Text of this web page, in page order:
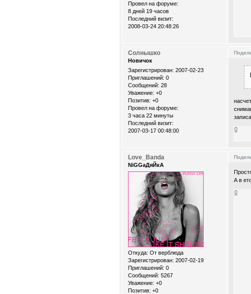
Провел на форуме:
8 дней 19 часов
Последний визит:
2008-03-24 20:48:26
Солнышко
Новичок
Зарегистрирован: 2007-02-23
Приглашений: 0
Сообщений: 28
Уважение: +0
Позитив: +0
Провел на форуме:
3 часа 22 минуты
Последний визит:
2007-03-17 00:48:00
0
Love_Banda
NiGGaДяЙкА
Откуда: От верблюда
Зарегистрирован: 2007-02-19
Приглашений: 0
Сообщений: 5267
Уважение: +0
Позитив: +0
А в
0